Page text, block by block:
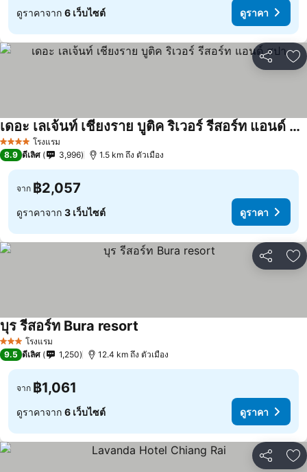
ดูราคาจาก 6 เว็บไซต์ ดูราคา
แชร์ เ
4 ดาว โรงแรม
เดอะ เลเจ้นท์ เชียงราย บูติค ริเวอร์ รีสอร์ท แอนด์ สปา
8.9 ดีเลิศ 3,996 1.5 km ถึง ตัวเมือง
จาก ฿2,057
ดูราคาจาก 3 เว็บไซต์ ดูราคา
แชร์ เ
3 ดาว โรงแรม
บุร รีสอร์ท Bura resort
9.5 ดีเลิศ 1,250 12.4 km ถึง ตัวเมือง
จาก ฿1,061
ดูราคาจาก 6 เว็บไซต์ ดูราคา
แชร์ เ